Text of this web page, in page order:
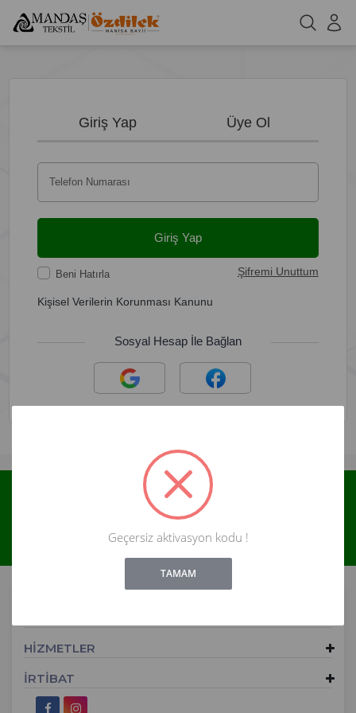
Giriş Yap Üye Ol
Telefon Numarası
Giriş Yap
Beni Hatırla Şifremi Unuttum
Kişisel Verilerin Korunması Kanunu
Sosyal Hesap İle Bağlan
Yeni ve indirimli ürünlerden haberdar olun !
HİZMETLER
İRTİBAT
Geçersiz aktivasyon kodu !
!
Not valid!
TAMAM